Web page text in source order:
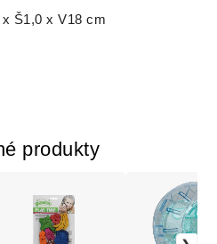
Š1,0 x V18 cm
produkty